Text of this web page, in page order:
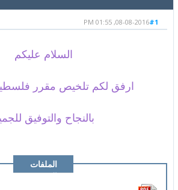
#1
08-08-2016, 01:55 PM
السلام عليكم
ارفق لكم تلخيص مقرر
بالنجاح والتوفيق
الملفات
المرفقة